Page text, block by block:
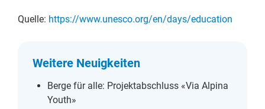
Quelle: https://www.unesco.org/en/days/education
Weitere Neuigkeiten
Berge für alle: Projektabschluss «Via Alpina
Youth»